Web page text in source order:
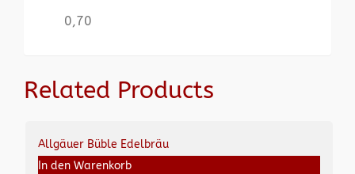
0,70
Related Products
Allgäuer Büble Edelbräu
In den Warenkorb